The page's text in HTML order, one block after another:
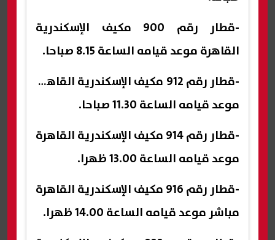
-قطار رقم 900 مكيف الإسكندرية
القاهرة موعد قيامه الساعة 8.15 صباحا.
-قطار رقم 912 مكيف الإسكندرية القاهرة
موعد قيامه الساعة 11.30 صباحا.
-قطار رقم 914 مكيف الإسكندرية القاهرة
موعد قيامه الساعة 13.00 ظهرا.
-قطار رقم 916 مكيف الإسكندرية القاهرة
مباشر موعد قيامه الساعة 14.00 ظهرا.